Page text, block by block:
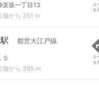
楽坂一丁目13
舗から 351 m
ル
を
都営大江戸線
５
舗から 385 m
ル
を